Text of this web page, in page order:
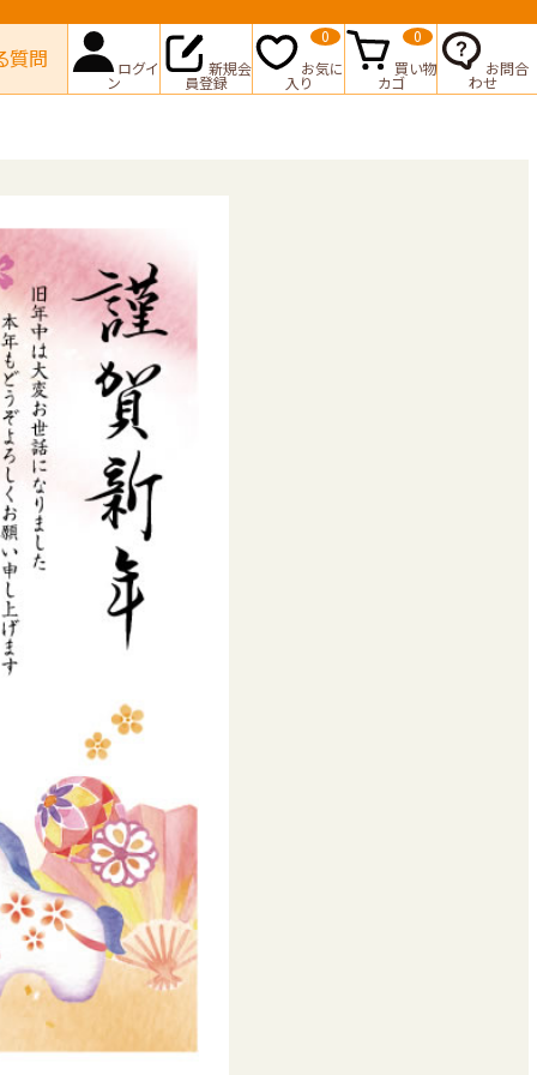
質問 ログイ
ン
新規会
員登録
お気に
入り
0
買い物
カゴ
0
お問合
わせ